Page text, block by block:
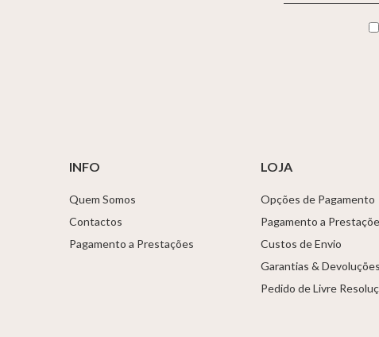
INFO
Quem Somos
Contactos
Pagamento a Prestações
LOJA
Opções de Pagamento
Pagamento a
Custos de Envio
Garantias & Devoluções
Pedido de Livre